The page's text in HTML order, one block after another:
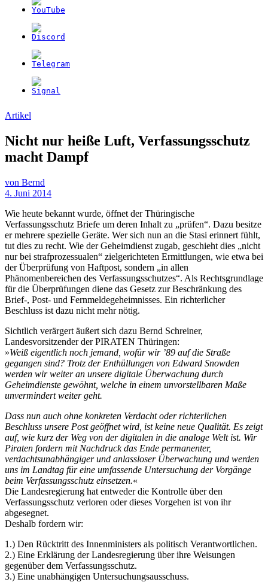
Artikel
Nicht nur heiße Luft, Verfassungsschutz
macht Dampf
von Bernd
4. Juni 2014
Wie heute bekannt wurde, öffnet der Thüringische
Verfassungsschutz Briefe um deren Inhalt zu „prüfen“. Dazu besitze
er mehrere spezielle Geräte. Wer sich nun an die Stasi erinnert fühlt,
tut dies zu recht. Wie der Geheimdienst zugab, geschieht dies „nicht
nur bei strafprozessualen“ zielgerichteten Ermittlungen, wie etwa bei
der Überprüfung von Haftpost, sondern „in allen
Phänomenbereichen des Verfassungsschutzes“. Als Rechtsgrundlage
für die Überprüfungen diene das Gesetz zur Beschränkung des
Brief-, Post- und Fernmeldegeheimnisses. Ein richterlicher
Beschluss ist dazu nicht mehr nötig.
Sichtlich verärgert äußert sich dazu Bernd Schreiner,
Landesvorsitzender der PIRATEN Thüringen:
»Weiß eigentlich noch jemand, wofür wir ’89 auf die Straße
gegangen sind? Trotz der Enthüllungen von Edward Snowden
werden wir weiter an unsere digitale Überwachung durch
Geheimdienste gewöhnt, welche in einem unvorstellbaren Maße
unvermindert weiter geht.
Dass nun auch ohne konkreten Verdacht oder richterlichen
Beschluss unsere Post geöffnet wird, ist keine neue Qualität. Es zeigt
auf, wie kurz der Weg von der digitalen in die analoge Welt ist. Wir
Piraten fordern mit Nachdruck das Ende permanenter,
verdachtsunabhängiger und anlassloser Überwachung und werden
uns im Landtag für eine umfassende Untersuchung der Vorgänge
beim Verfassungsschutz einsetzen.«
Die Landesregierung hat entweder die Kontrolle über den
Verfassungsschutz verloren oder dieses Vorgehen ist von ihr
abgesegnet.
Deshalb fordern wir:
1.) Den Rücktritt des Innenministers als politisch Verantwortlichen.
2.) Eine Erklärung der Landesregierung über ihre Weisungen
gegenüber dem Verfassungsschutz.
3.) Eine unabhängigen Untersuchungsausschuss.